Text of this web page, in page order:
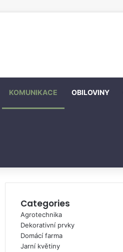
KOMUNIKACE OBILOVINY
Categories
Agrotechnika
Dekorativní prvky
Domácí farma
Jarní květiny